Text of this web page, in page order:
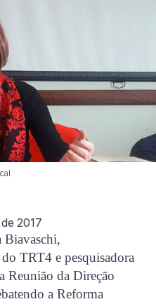
2017
TRT4 e pesquisadora
da Direção
a Reforma